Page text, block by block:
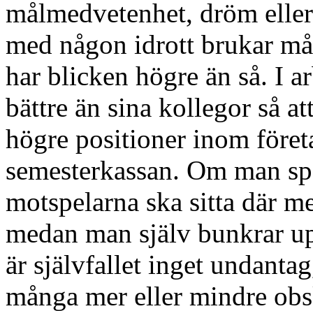
målmedvetenhet, dröm
med någon idrott brukar
har blicken högre än så. I
bättre än sina kollegor så
högre positioner inom
semesterkassan. Om man
motspelarna ska sitta där
medan man själv bunkrar
är självfallet inget
många mer eller mindre